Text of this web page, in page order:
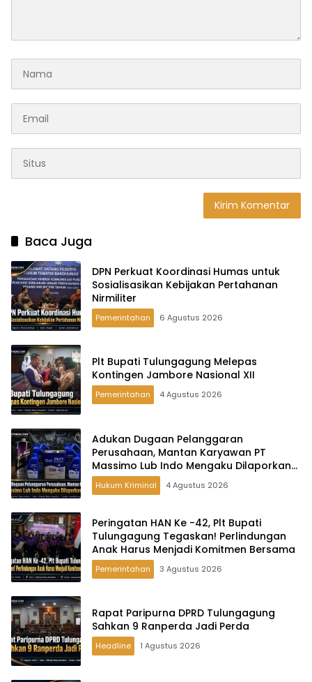
Baca Juga
DPN Perkuat Koordinasi Humas untuk
Sosialisasikan Kebijakan Pertahanan
Nirmiliter
Pemerintahan 6 Agustus 2026
Plt Bupati Tulungagung Melepas
Kontingen Jambore Nasional XII
Pemerintahan 4 Agustus 2026
Adukan Dugaan Pelanggaran
Perusahaan, Mantan Karyawan PT
Massimo Lub Indo Mengaku Dilaporkan
ke Polisi
Hukum Kriminal 4 Agustus 2026
Peringatan HAN Ke -42, Plt Bupati
Tulungagung Tegaskan! Perlindungan
Anak Harus Menjadi Komitmen Bersama
Pemerintahan 3 Agustus 2026
Rapat Paripurna DPRD Tulungagung
Sahkan 9 Ranperda Jadi Perda
Headline 1 Agustus 2026